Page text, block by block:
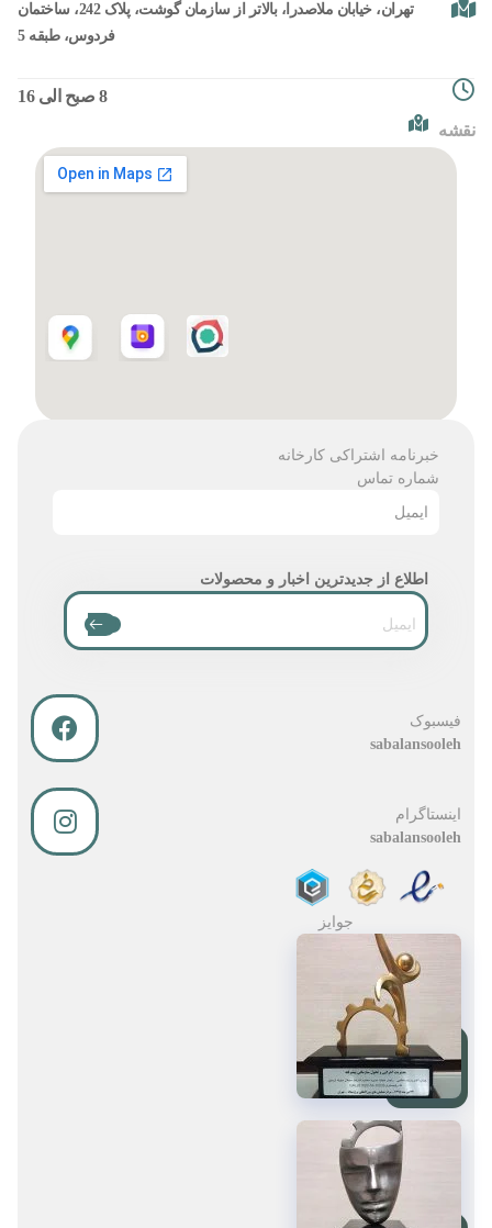
تهران، خیابان ملاصدرا، بالاتر از سازمان گوشت، پلاک 242، ساختمان
فردوس، طبقه 5
8 صبح الی 16
نقشه
خبرنامه اشتراکی کارخانه
شماره تماس
ایمیل
اطلاع از جدیدترین اخبار و محصولات
فیسبوک
sabalansooleh
اینستاگرام
sabalansooleh
جوایز